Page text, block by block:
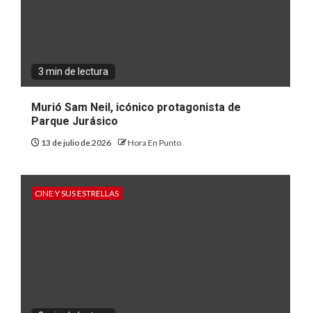
3 min de lectura
Murió Sam Neil, icónico protagonista de
Parque Jurásico
13 de julio de 2026 Hora En Punto
CINE Y SUS ESTRELLAS